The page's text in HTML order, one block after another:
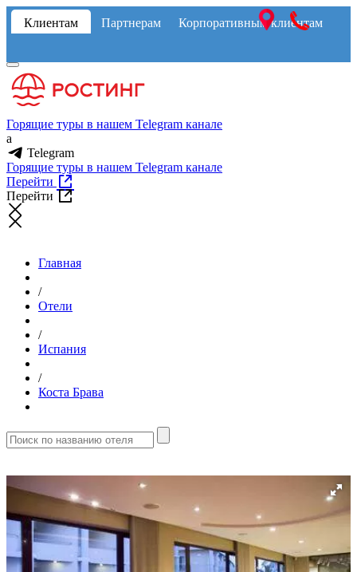
Клиентам Партнерам Корпоративным клиентам
Горящие туры в нашем Telegram канале
a
Telegram
Горящие туры в нашем Telegram канале
Перейти
Перейти
Главная
/
Отели
/
Испания
/
Коста Брава